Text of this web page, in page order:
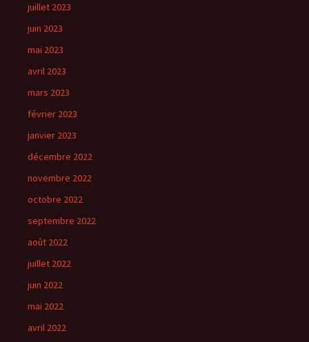
juillet 2023
juin 2023
mai 2023
avril 2023
mars 2023
février 2023
janvier 2023
décembre 2022
novembre 2022
octobre 2022
septembre 2022
août 2022
juillet 2022
juin 2022
mai 2022
avril 2022